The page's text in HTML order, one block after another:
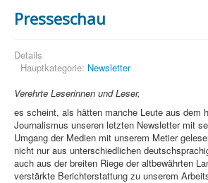
Presseschau
Details
Hauptkategorie: Newsletter
Verehrte Leserinnen und Leser,
es scheint, als hätten manche Leute aus dem
Journalismus unseren letzten Newsletter mit
Umgang der Medien mit unserem Metier
nicht nur aus unterschiedlichen
auch aus der breiten Riege der altbewährten
verstärkte Berichterstattung zu unserem